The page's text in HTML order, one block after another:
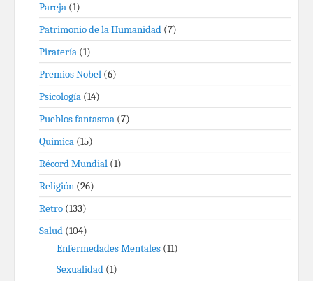
Pareja (1)
Patrimonio de la Humanidad (7)
Piratería (1)
Premios Nobel (6)
Psicología (14)
Pueblos fantasma (7)
Química (15)
Récord Mundial (1)
Religión (26)
Retro (133)
Salud (104)
Enfermedades Mentales (11)
Sexualidad (1)